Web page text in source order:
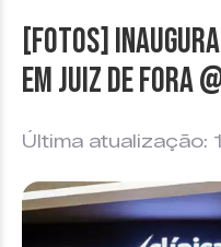
[FOTOS]
em Juiz de Fora
Última atualização: